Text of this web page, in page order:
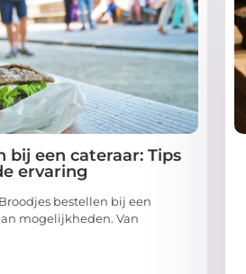
bij een cateraar: Tips
ervaring
bestellen bij een
mogelijkheden. Van